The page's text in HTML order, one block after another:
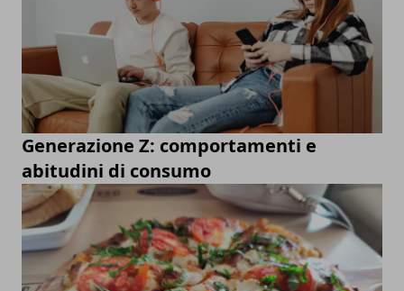
Generazione Z: comportamenti e
abitudini di consumo